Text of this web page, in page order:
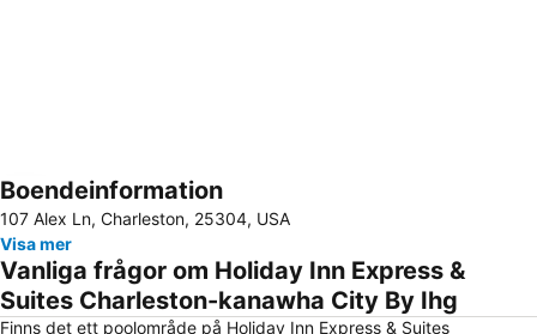
Förstora kartan
Boendeinformation
107 Alex Ln, Charleston, 25304, USA
Visa mer
Vanliga frågor om Holiday Inn Express &
Suites Charleston-kanawha City By Ihg
Finns det ett poolområde på Holiday Inn Express & Suites